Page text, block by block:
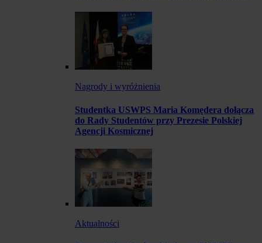
Nagrody i wyróżnienia
Studentka USWPS Maria Komędera dołącza
do Rady Studentów przy Prezesie Polskiej
Agencji Kosmicznej
Aktualności